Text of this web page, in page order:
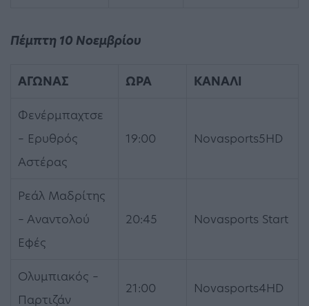
Πέμπτη 10 Νοεμβρίου
ΑΓΩΝΑΣ ΩΡΑ ΚΑΝΑΛΙ
Φενέρμπαχτσε
– Ερυθρός
Αστέρας
19:00 Novasports5HD
Ρεάλ Μαδρίτης
– Αναντολού
Εφές
20:45 Novasports Start
Ολυμπιακός –
Παρτιζάν
21:00 Novasports4HD